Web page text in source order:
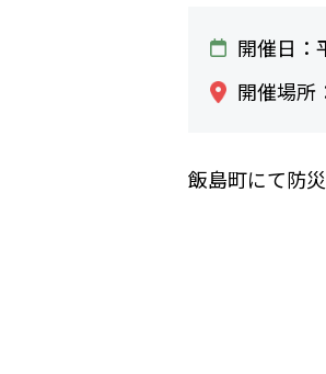
開催日：
開催場所
飯島町にて防